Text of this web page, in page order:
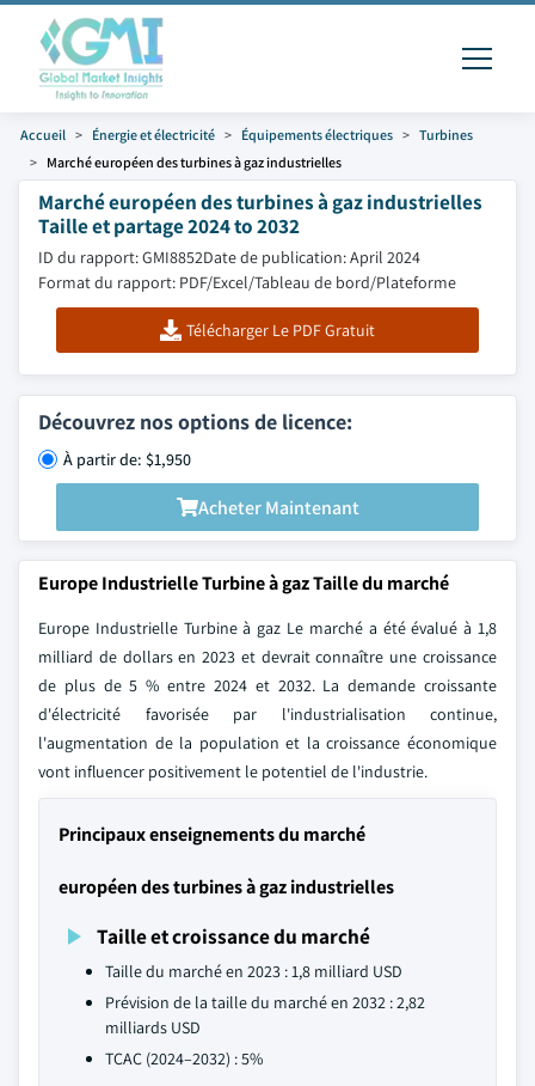
Accueil Énergie et électricité Équipements électriques
Turbines
Marché européen des turbines à gaz industrielles
Marché européen des turbines à gaz industrielles
Taille et partage 2024 to 2032
ID du rapport: GMI8852Date de publication: April 2024
Format du rapport: PDF/Excel/Tableau de bord/Plateforme
Télécharger Le PDF Gratuit
Découvrez nos options de licence:
À partir de: $1,950
Acheter Maintenant
Europe Industrielle Turbine à gaz Taille du marché
Europe Industrielle Turbine à gaz Le marché a été évalué à 1,8
milliard de dollars en 2023 et devrait connaître une croissance
de plus de 5 % entre 2024 et 2032. La demande croissante
d'électricité favorisée par l'industrialisation continue,
l'augmentation de la population et la croissance économique
vont influencer positivement le potentiel de l'industrie.
Principaux enseignements du marché
européen des turbines à gaz industrielles
Taille et croissance du marché
Taille du marché en 2023 : 1,8 milliard USD
Prévision de la taille du marché en 2032 : 2,82
milliards USD
TCAC (2024–2032) : 5%